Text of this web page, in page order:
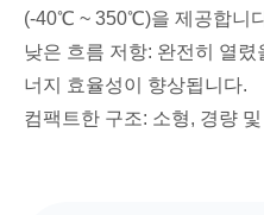
(-40℃ ~ 350℃)을 제공합니
낮은 흐름 저항: 완전히 열렸
너지 효율성이 향상됩니다.
컴팩트한 구조: 소형, 경량